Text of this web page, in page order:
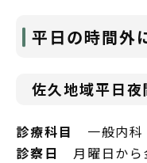
平日の時間外
佐久地域平日
診療科目 一般内
診察日 月曜日か